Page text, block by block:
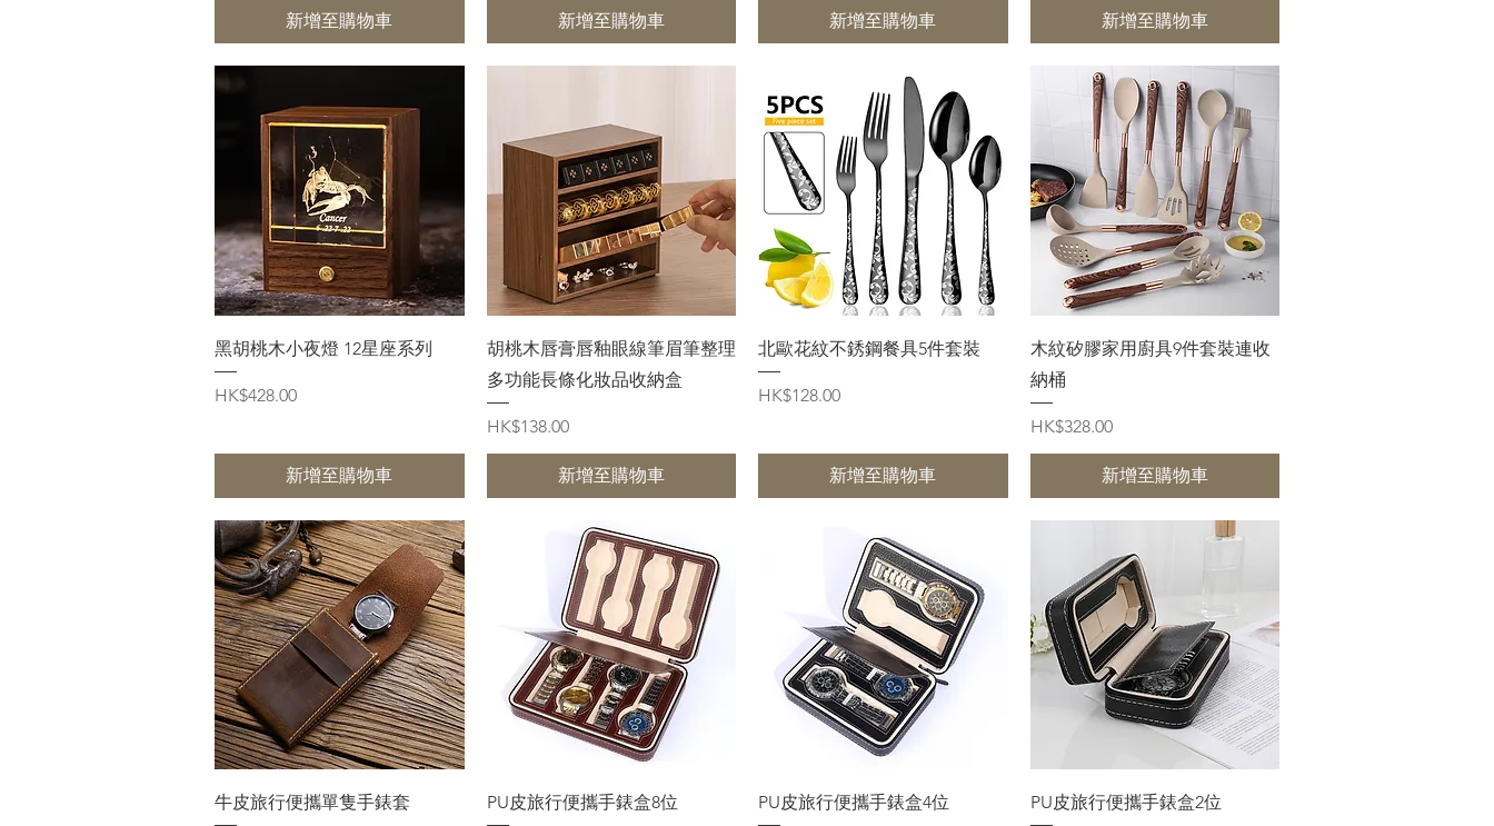
新增至購物車 新增至購物車 新增至購物車 新增至購物車
快速瀏覽
黑胡桃木小夜燈 12星座系列
價格
HK$428.00
新增至購物車
快速瀏覽
胡桃木唇膏唇釉眼線筆眉筆整理
多功能長條化妝品收納盒
價格
HK$138.00
新增至購物車
快速瀏覽
北歐花紋不銹鋼餐具5件套裝
價格
HK$128.00
新增至購物車
快速瀏覽
木紋矽膠家用廚具9件套裝連收
納桶
價格
HK$328.00
新增至購物車
快速瀏覽
牛皮旅行便攜單隻手錶套 快速瀏覽
PU皮旅行便攜手錶盒8位 快速瀏覽
PU皮旅行便攜手錶盒4位 快速瀏覽
PU皮旅行便攜手錶盒2位